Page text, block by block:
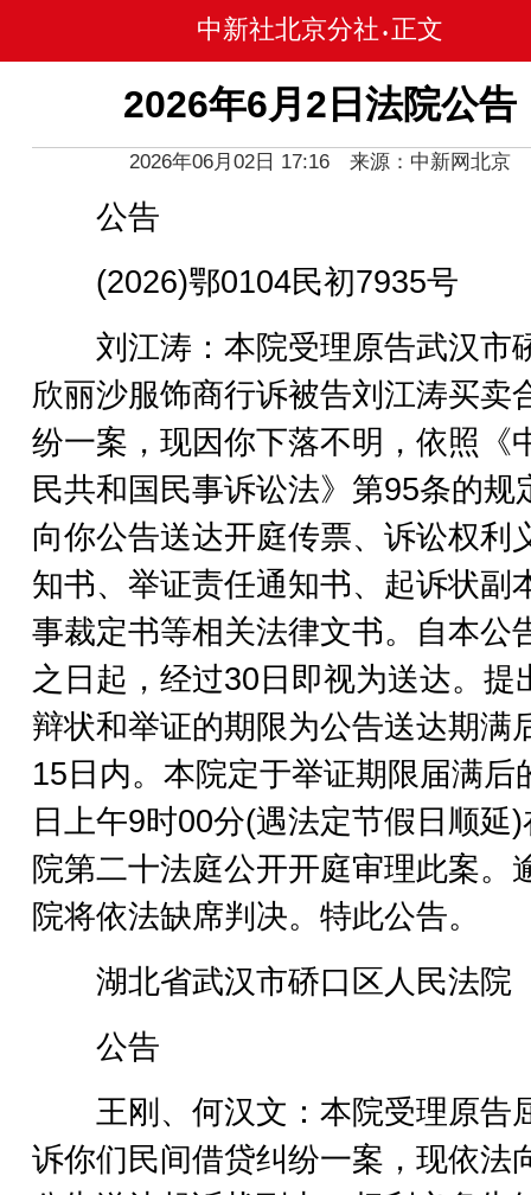
中新社北京分社 • 正文
2026年6月2日法院公告
2026年06月02日 17:16 来源：中新网北京
公告
(2026)鄂0104民初7935号
刘江涛：本院受理原告武汉市
欣丽沙服饰商行诉被告刘江涛买卖
纷一案，现因你下落不明，依照《
民共和国民事诉讼法》第95条的规
向你公告送达开庭传票、诉讼权利
知书、举证责任通知书、起诉状副
事裁定书等相关法律文书。自本公
之日起，经过30日即视为送达。提
辩状和举证的期限为公告送达期满
15日内。本院定于举证期限届满后
日上午9时00分(遇法定节假日顺延
院第二十法庭公开开庭审理此案。
院将依法缺席判决。特此公告。
湖北省武汉市硚口区人民法院
公告
王刚、何汉文：本院受理原告
诉你们民间借贷纠纷一案，现依法